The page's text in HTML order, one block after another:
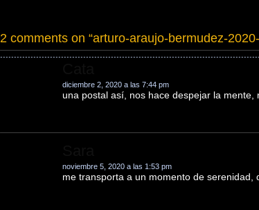
2 comments on “arturo-araujo-bermudez-
diciembre 2, 2020 a las 7:44 pm
una postal así, nos hace despejar la mente,
noviembre 5, 2020 a las 1:53 pm
me transporta a un momento de